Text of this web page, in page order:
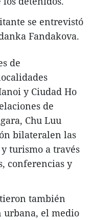
se entrevistó
Fandakova.
de
y Ciudad Ho
de
Chu Luu
bilateralen las
turismo a través
conferencias y
también
urbana, el medio